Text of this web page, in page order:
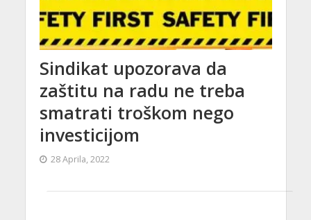
Sindikat upozorava da
zaštitu na radu ne treba
smatrati troškom nego
investicijom
28 Aprila, 2022